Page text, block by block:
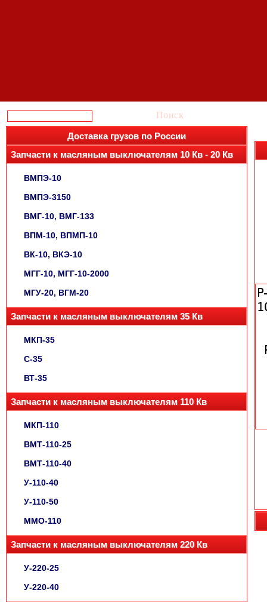
Поиск
Доставка грузов по России
Запчасти к масляным выключателям 10 Кв - 20 Кв
ВМПЭ-10
ВМПЭ-3150
ВМГ-10, ВМГ-133
ВПМ-10, ВПМП-10
ВК-10, ВКЭ-10
МГГ-10, МГГ-10-2000
МГУ-20, ВГМ-20
Запчасти к масляным выключателям 35 Кв
МКП-35
С-35
ВТ-35
Запчасти к масляным выключателям 110 Кв
МКП-110
ВМТ-110-25
ВМТ-110-40
У-110-40
У-110-50
ММО-110
Запчасти к масляным выключателям 220 Кв
У-220-25
У-220-40